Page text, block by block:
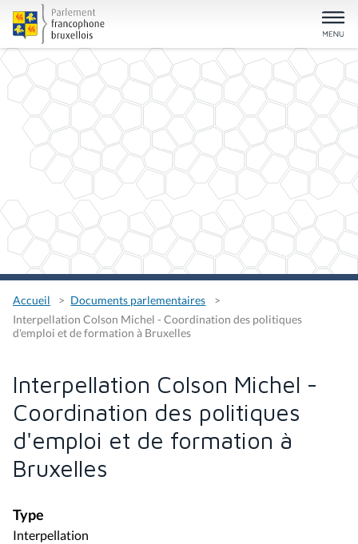
Accueil
Documents parlementaires
Interpellation Colson Michel - Coordination des politiques
d'emploi et de formation à Bruxelles
Interpellation Colson Michel -
Coordination des politiques
d'emploi et de formation à
Bruxelles
Type
Interpellation